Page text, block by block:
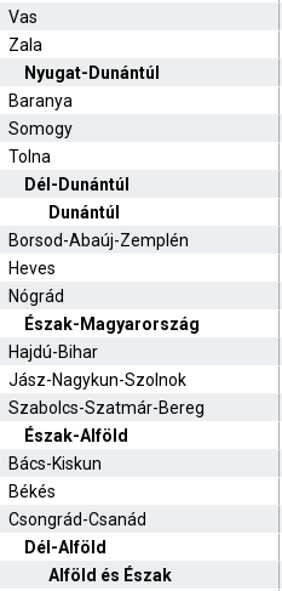
Vas
Zala
Nyugat-Dunántúl
Baranya
Somogy
Tolna
Dél-Dunántúl
Dunántúl
Borsod-Abaúj-Zemplén
Heves
Nógrád
Észak-Magyarország
Hajdú-Bihar
Jász-Nagykun-Szolnok
Szabolcs-Szatmár-Bereg
Észak-Alföld
Bács-Kiskun
Békés
Csongrád-Csanád
Dél-Alföld
Alföld és Észak